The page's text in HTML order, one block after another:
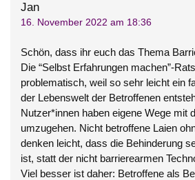
Jan
16. November 2022 am 18:36
Schön, dass ihr euch das Thema
Die “Selbst Erfahrungen machen”-
problematisch, weil so sehr leicht ein
der Lebenswelt der Betroffenen
Nutzer*innen haben eigene Wege mit
umzugehen. Nicht betroffene Laien
denken leicht, dass die Behinderung
ist, statt der nicht barrierearmen
Viel besser ist daher: Betroffene als